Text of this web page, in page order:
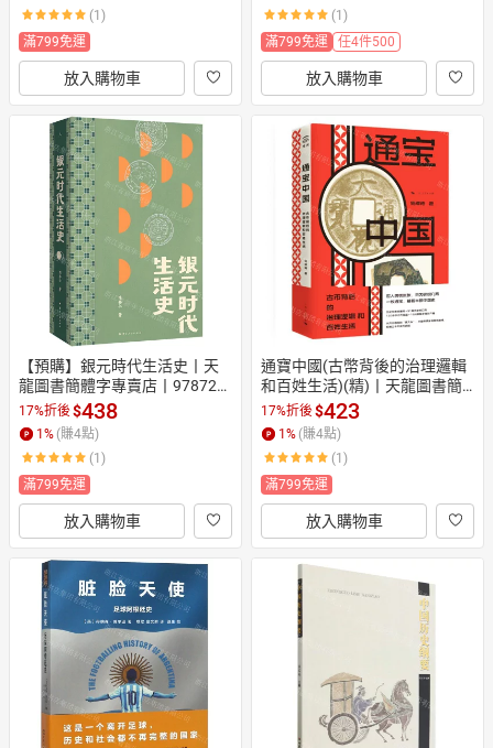
(1)
滿799免運
放入購物車
(1)
滿799免運
任4件500
放入購物車
【預購】銀元時代生活史丨天
龍圖書簡體字專賣店丨978722
2227200 (tl2610)
17%折後$438
1 % (賺4點)
(1)
滿799免運
放入購物車
通寶中國(古幣背後的治理邏輯
和百姓生活)(精)丨天龍圖書簡
體字專賣店丨9787208196575
(tl2604)
17%折後$423
1 % (賺4點)
(1)
滿799免運
放入購物車